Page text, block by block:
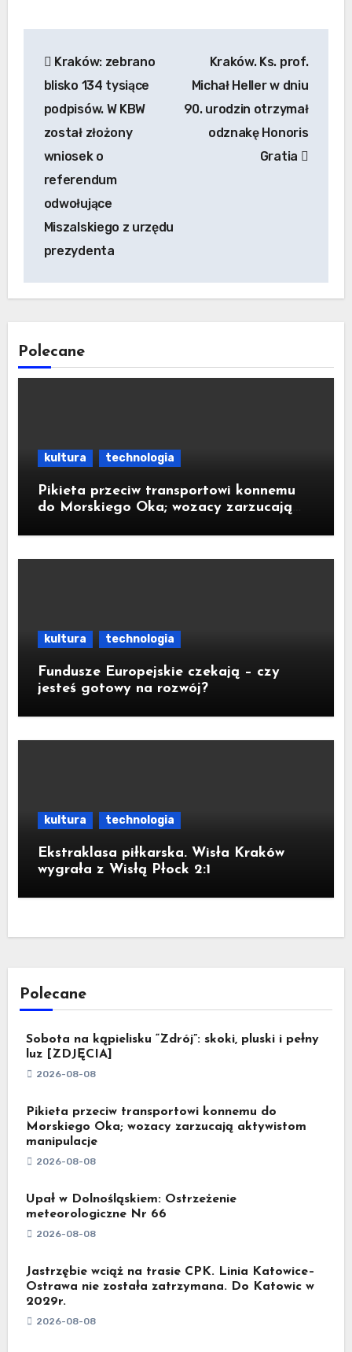
wpisu
Kraków: zebrano
blisko 134 tysiące
podpisów. W KBW
został złożony
wniosek o
referendum
odwołujące
Miszalskiego z urzędu
prezydenta
Kraków. Ks. prof.
Michał Heller w dniu
90. urodzin otrzymał
odznakę Honoris
Gratia
Polecane
kultura technologia
Pikieta przeciw transportowi konnemu
do Morskiego Oka; wozacy zarzucają
kultura technologia
Fundusze Europejskie czekają – czy
jesteś gotowy na rozwój?
kultura technologia
Ekstraklasa piłkarska. Wisła Kraków
wygrała z Wisłą Płock 2:1
Polecane
Sobota na kąpielisku “Zdrój”: skoki, pluski i pełny
luz [ZDJĘCIA]
2026-08-08
Pikieta przeciw transportowi konnemu do
Morskiego Oka; wozacy zarzucają aktywistom
manipulacje
2026-08-08
Upał w Dolnośląskiem: Ostrzeżenie
meteorologiczne Nr 66
2026-08-08
Jastrzębie wciąż na trasie CPK. Linia Katowice–
Ostrawa nie została zatrzymana. Do Katowic w
2029r.
2026-08-08